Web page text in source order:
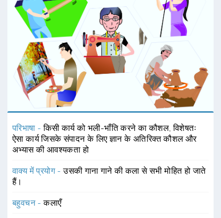
परिभाषा -किसी कार्य को भली-भाँति करने का कौशल, विशेषतः
ऐसा कार्य जिसके संपादन के लिए ज्ञान के अतिरिक्त कौशल और
अभ्यास की आवश्यकता हो
वाक्य में प्रयोग -उसकी गाना गाने की कला से सभी मोहित हो जाते
हैं।
बहुवचन -कलाएँ